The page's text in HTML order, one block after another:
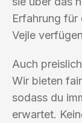
Erfahrung für
Vejle
Auch
Wir bieten
sodass du
erwartet.